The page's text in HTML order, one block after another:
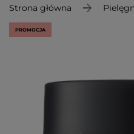
Strona główna
PROMOCJA